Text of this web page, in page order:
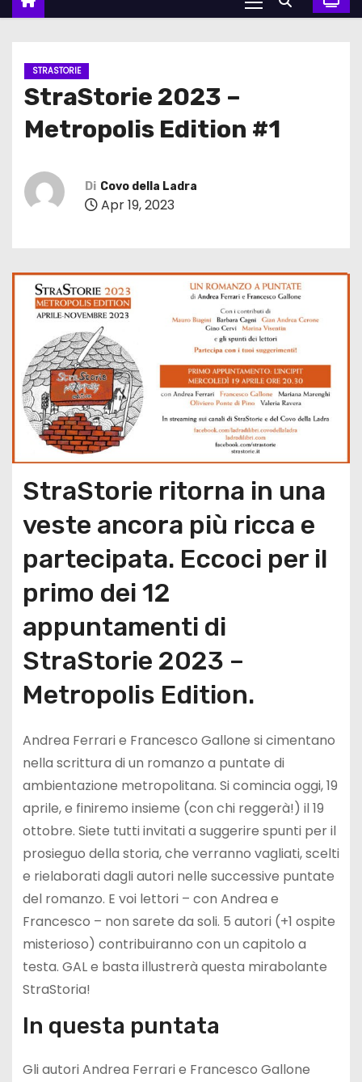
STRASTORIE
StraStorie 2023 –
Metropolis Edition #1
Di Covo della Ladra
Apr 19, 2023
StraStorie ritorna in una
veste ancora più ricca e
partecipata. Eccoci per il
primo dei 12
appuntamenti di
StraStorie 2023 –
Metropolis Edition.
Andrea Ferrari e Francesco Gallone si cimentano
nella scrittura di un romanzo a puntate di
ambientazione metropolitana. Si comincia oggi, 19
aprile, e finiremo insieme (con chi reggerà!) il 19
ottobre. Siete tutti invitati a suggerire spunti per il
prosieguo della storia, che verranno vagliati, scelti
e rielaborati dagli autori nelle successive puntate
del romanzo. E voi lettori – con Andrea e
Francesco – non sarete da soli. 5 autori (+1 ospite
misterioso) contribuiranno con un capitolo a
testa. GAL e basta illustrerà questa mirabolante
StraStoria!
In questa puntata
Gli autori Andrea Ferrari e Francesco Gallone